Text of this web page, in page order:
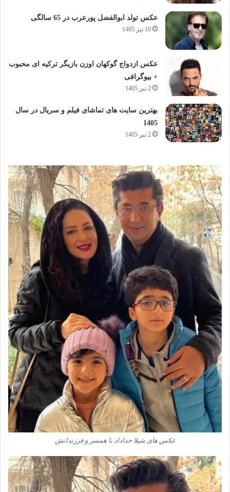
عکس تولد ابوالفضل پورعرب در 65 سالگی
10 تیر 1405
عکس ازدواج گوکهان اوزن بازیگر ترکیه ای محبوب
+ بیوگرافی
2 تیر 1405
بهترین سایت های تماشای فیلم و سریال در سال
1405
2 تیر 1405
عکس های شیلا خداداد با همسر و فرزندانش